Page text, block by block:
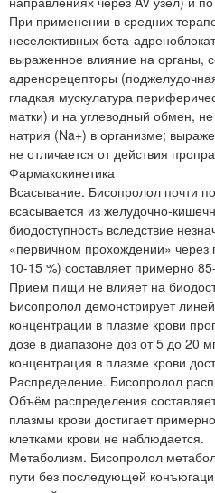
При применении в средних
неселективных бета-
выраженное влияние на органы,
адренорецепторы
гладкая мускулатура
матки) и на углеводный обмен,
натрия (Na+) в организме;
не отличается от действия
Фармакокинетика
Всасывание. Бисопролол почти
всасывается из желудочно-
биодоступность вследствие
«первичном прохождении»
10-15 %) составляет примерно
Прием пищи не влияет на
Бисопролол демонстрирует
концентрации в плазме крови
дозе в диапазоне доз от 5 до 20
концентрация в плазме крови
Распределение. Бисопролол
Объём распределения
плазмы крови достигает
клетками крови не наблюдается.
Метаболизм. Бисопролол
пути без последующей